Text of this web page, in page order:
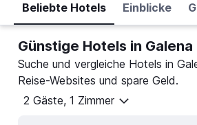
Beliebte Hotels Einblicke
Günstige Hotels in Galena
Suche und vergleiche Hotels in
Reise-Websites und spare Geld.
2 Gäste, 1 Zimmer